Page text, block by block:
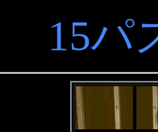
15パ